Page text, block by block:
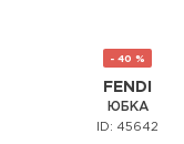
- 40 %
FENDI
ЮБКА
ID: 45642